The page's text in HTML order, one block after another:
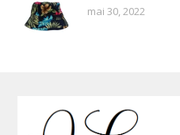
mai 30, 2022